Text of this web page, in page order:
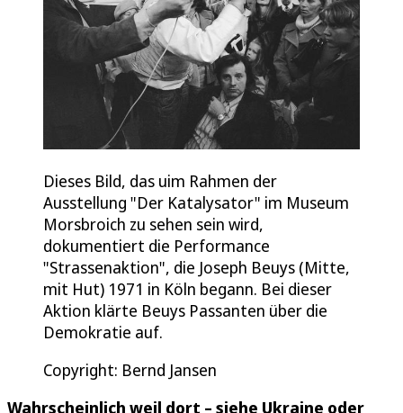
Dieses Bild, das uim Rahmen der
Ausstellung "Der Katalysator" im Museum
Morsbroich zu sehen sein wird,
dokumentiert die Performance
"Strassenaktion", die Joseph Beuys (Mitte,
mit Hut) 1971 in Köln begann. Bei dieser
Aktion klärte Beuys Passanten über die
Demokratie auf.
Copyright: Bernd Jansen
Wahrscheinlich weil dort – siehe Ukraine oder